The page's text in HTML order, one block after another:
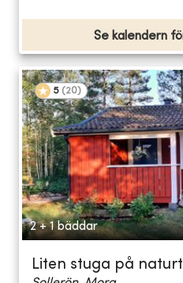
Se kalendern
5 (20)
2 + 1 bäddar
Liten stuga på